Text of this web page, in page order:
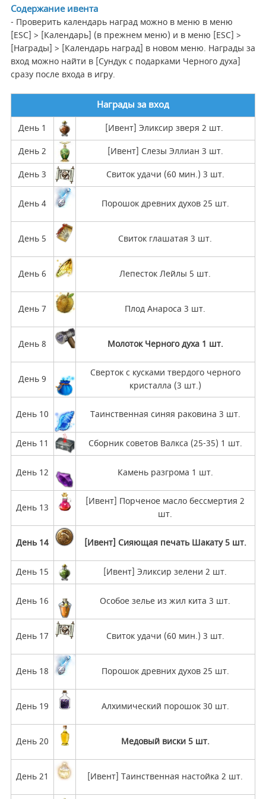
Содержание ивента
- Проверить календарь наград можно в меню в меню
[ESC] > [Календарь] (в прежнем меню) и в меню [ESC] >
[Награды] > [Календарь наград] в новом меню. Награды за
вход можно найти в [Сундук с подарками Черного духа]
сразу после входа в игру.
Награды за вход
День 1
[Ивент] Эликсир зверя 2 шт.
День 2
[Ивент] Слезы Эллиан 3 шт.
День 3
Свиток удачи (60 мин.) 3 шт.
День 4 Порошок древних духов 25 шт.
День 5 Свиток глашатая 3 шт.
День 6 Лепесток Лейлы 5 шт.
День 7 Плод Анароса 3 шт.
День 8 Молоток Черного духа 1 шт.
День 9
Сверток с кусками твердого черного
кристалла (3 шт.)
День 10 Таинственная синяя раковина 3 шт.
День 11 Сборник советов Валкса (25-35) 1 шт.
День 12 Камень разгрома 1 шт.
День 13
[Ивент] Порченое масло бессмертия 2
шт.
День 14 [Ивент] Сияющая печать Шакату 5 шт.
День 15 [Ивент] Эликсир зелени 2 шт.
День 16 Особое зелье из жил кита 3 шт.
День 17 Свиток удачи (60 мин.) 3 шт.
День 18 Порошок древних духов 25 шт.
День 19 Алхимический порошок 30 шт.
День 20 Медовый виски 5 шт.
День 21 [Ивент] Таинственная настойка 2 шт.